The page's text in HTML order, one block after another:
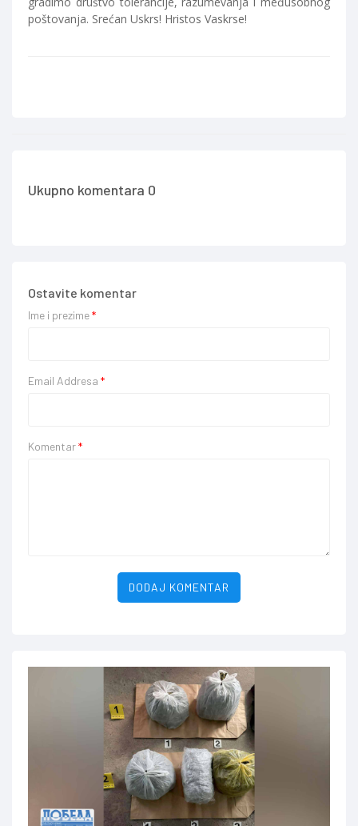
poštovanja. Srećan Uskrs! Hristos Vaskrse!
Ukupno komentara 0
Ostavite komentar
Ime i prezime*
Email Addresa *
Komentar*
DODAJ KOMENTAR